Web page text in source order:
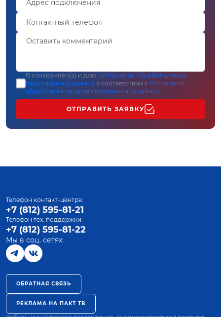
Я ознакомлен(а) и даю согласие на обработку моих
персональных данных в соответствии с Политикой
обработки и защиты персональных данных
ОТПРАВИТЬ ЗАЯВКУ
Телефон контакт-центра:
+7 (812) 595-81-21
Телефон тех. поддержки:
+7 (812) 595-81-22
Мы в соц. сетях:
ОБРАТНАЯ СВЯЗЬ
РЕКЛАМА НА ПАКТ ТВ